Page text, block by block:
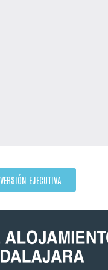
VERSIÓN EJECUTIVA